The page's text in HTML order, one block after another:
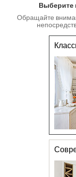
Выберите
Обращайте